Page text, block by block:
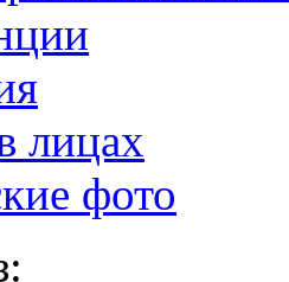
лицах
фото